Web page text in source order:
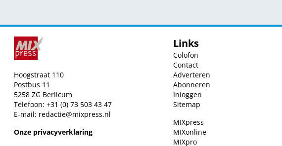
Hoogstraat 110
Postbus 11
5258 ZG Berlicum
Telefoon: +31 (0) 73 503 43 47
E-mail: redactie@mixpress.nl
Onze privacyverklaring
Links
Colofon
Contact
Adverteren
Abonneren
Inloggen
Sitemap
MIXpress
MIXonline
MIXpro